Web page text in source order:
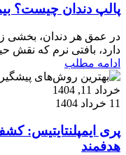
پالپ دندان چیست؟
در عمق هر دندان، بخشی
دارد، بافتی نرم که نقش
ادامه مطلب
خرداد 11, 1404
11 خرداد 1404
پری ایمپلنتایتیس:
هدفمند